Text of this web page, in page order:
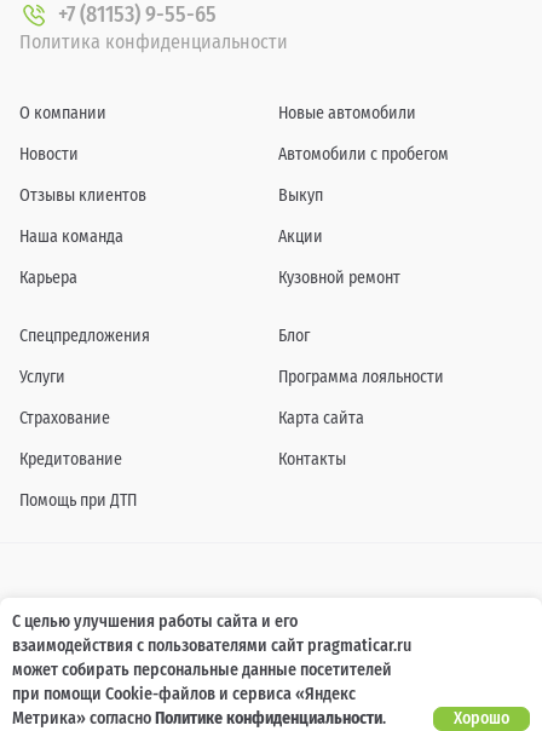
+7 (81153) 9-55-65
Политика конфиденциальности
О компании
Новости
Отзывы клиентов
Наша команда
Карьера
Новые автомобили
Автомобили с пробегом
Выкуп
Акции
Кузовной ремонт
Спецпредложения
Услуги
Страхование
Кредитование
Помощь при ДТП
Блог
Программа лояльности
Карта сайта
Контакты
Информация о технических характеристиках, составе комплектаций, цветовой
гамме и стоимости автомобилей, а также действующих акциях, сроках и условиях
их проведения, указанных на сайте www.pragmaticar.ru, носит информационный
характер и ни при каких условиях не является публичной офертой,
определяемой положениями пунктом 2 статьи 437 Гражданского кодекса
Российской Федерации. Для получения подробной информации обращайтесь к
специалистам нашей компании.
С целью улучшения работы сайта и его
взаимодействия с пользователями сайт pragmaticar.ru
может собирать персональные данные посетителей
при помощи Cookie-файлов и сервиса «Яндекс
Метрика» согласноПолитике конфиденциальности. Хорошо